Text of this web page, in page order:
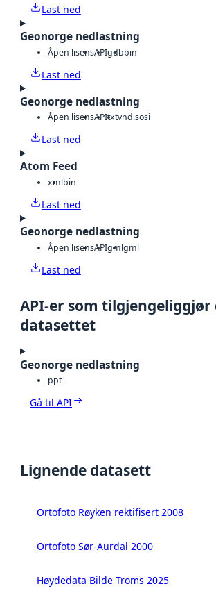
Last ned
Geonorge nedlastning
Åpen lisensAPIgdbbin
Last ned
Geonorge nedlastning
Åpen lisensAPItxtvnd.sosi
Last ned
Atom Feed
xmlbin
Last ned
Geonorge nedlastning
Åpen lisensAPIgmlgml
Last ned
API-er som tilgjengeliggjør
datasettet
Geonorge nedlastning
ppt
Gå til API
Lignende datasett
Ortofoto Røyken rektifisert 2008
Ortofoto Sør-Aurdal 2000
Høydedata Bilde Troms 2025